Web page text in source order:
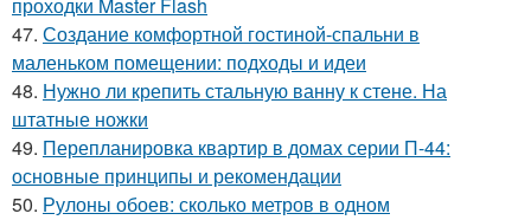
47. Создание комфортной гостиной-спальни в
маленьком помещении: подходы и идеи
48. Нужно ли крепить стальную ванну к стене. На
штатные ножки
49. Перепланировка квартир в домах серии П-44:
основные принципы и рекомендации
50. Рулоны обоев: сколько метров в одном